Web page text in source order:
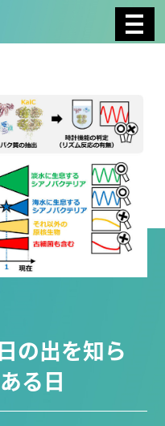
複合領域
数物系科学
トランスフォーマティ
研究科 (67)
ステム研究所 (61)
機械学習 (31)
高等
の出を知ら
る日